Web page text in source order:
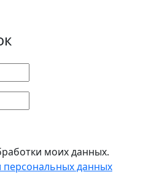
моих данных.
персональных данных